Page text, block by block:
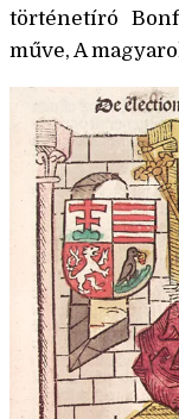
történetíró
műve, A